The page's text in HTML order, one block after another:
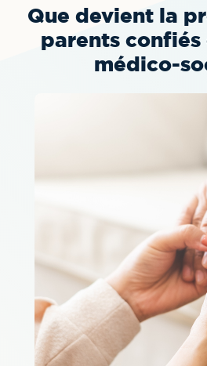
Que devient la
parents
médico-